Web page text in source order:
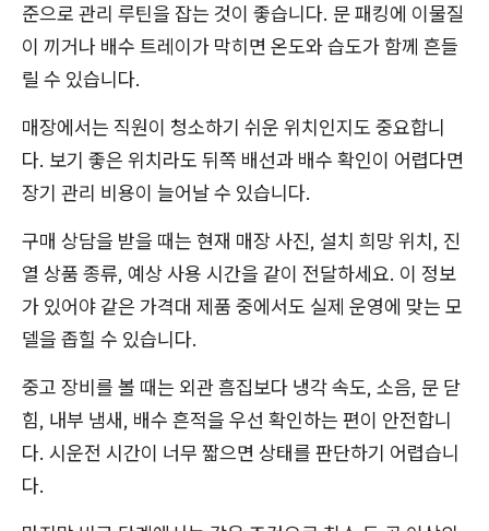
준으로 관리 루틴을 잡는 것이 좋습니다. 문 패킹에 이물질
이 끼거나 배수 트레이가 막히면 온도와 습도가 함께 흔들
릴 수 있습니다.
매장에서는 직원이 청소하기 쉬운 위치인지도 중요합니
다. 보기 좋은 위치라도 뒤쪽 배선과 배수 확인이 어렵다면
장기 관리 비용이 늘어날 수 있습니다.
구매 상담을 받을 때는 현재 매장 사진, 설치 희망 위치, 진
열 상품 종류, 예상 사용 시간을 같이 전달하세요. 이 정보
가 있어야 같은 가격대 제품 중에서도 실제 운영에 맞는 모
델을 좁힐 수 있습니다.
중고 장비를 볼 때는 외관 흠집보다 냉각 속도, 소음, 문 닫
힘, 내부 냄새, 배수 흔적을 우선 확인하는 편이 안전합니
다. 시운전 시간이 너무 짧으면 상태를 판단하기 어렵습니
다.